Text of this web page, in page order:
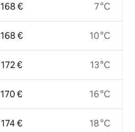
168 €
168 €
172 €
170 €
174 €
7 °C
10 °C
13 °C
16 °C
18 °C